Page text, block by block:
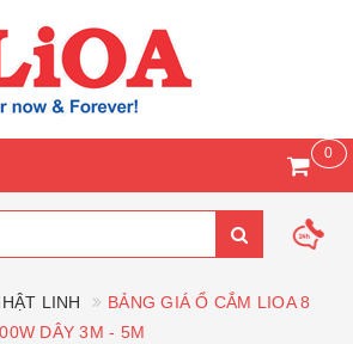
0
LINH
BẢNG GIÁ Ổ CẮM LIOA 8
DÂY 3M - 5M